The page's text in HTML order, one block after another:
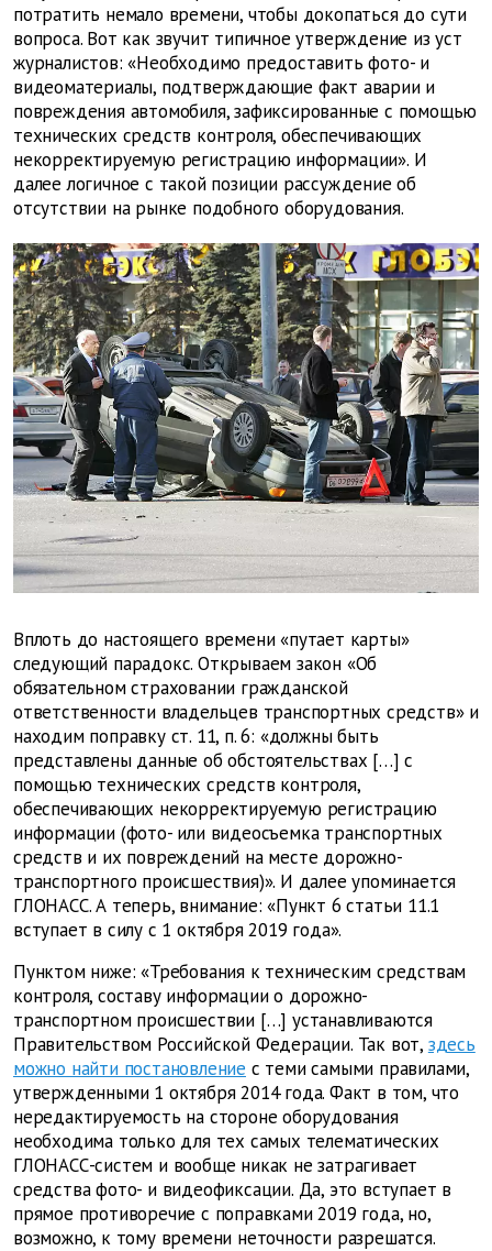
потратить немало времени, чтобы докопаться до сути
вопроса. Вот как звучит типичное утверждение из уст
журналистов: «Необходимо предоставить фото- и
видеоматериалы, подтверждающие факт аварии и
повреждения автомобиля, зафиксированные с помощью
технических средств контроля, обеспечивающих
некорректируемую регистрацию информации». И
далее логичное с такой позиции рассуждение об
отсутствии на рынке подобного оборудования.
Вплоть до настоящего времени «путает карты»
следующий парадокс. Открываем закон «Об
обязательном страховании гражданской
ответственности владельцев транспортных средств» и
находим поправку ст. 11, п. 6: «должны быть
представлены данные об обстоятельствах […] с
помощью технических средств контроля,
обеспечивающих некорректируемую регистрацию
информации (фото- или видеосъемка транспортных
средств и их повреждений на месте дорожно-
транспортного происшествия)». И далее упоминается
ГЛОНАСС. А теперь, внимание: «Пункт 6 статьи 11.1
вступает в силу с 1 октября 2019 года».
Пунктом ниже: «Требования к техническим средствам
контроля, составу информации о дорожно-
транспортном происшествии […] устанавливаются
Правительством Российской Федерации. Так вот, здесь
можно найти постановление с теми самыми правилами,
утвержденными 1 октября 2014 года. Факт в том, что
нередактируемость на стороне оборудования
необходима только для тех самых телематических
ГЛОНАСС-систем и вообще никак не затрагивает
средства фото- и видеофиксации. Да, это вступает в
прямое противоречие с поправками 2019 года, но,
возможно, к тому времени неточности разрешатся.